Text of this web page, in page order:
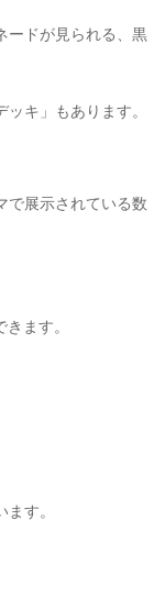
ードが見られる、黒
キ」もあります。
で展示されている数
ます。
す。